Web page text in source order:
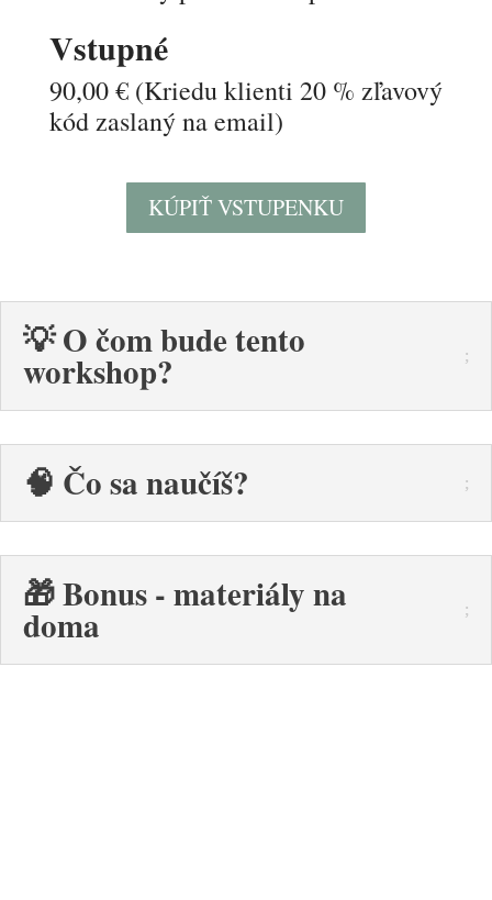
Vstupné
90,00 € (Kriedu klienti 20 % zľavový
kód zaslaný na email)
KÚPIŤ VSTUPENKU
💡 O čom bude tento
workshop?
🧠 Čo sa naučíš?
🎁 Bonus - materiály na
doma